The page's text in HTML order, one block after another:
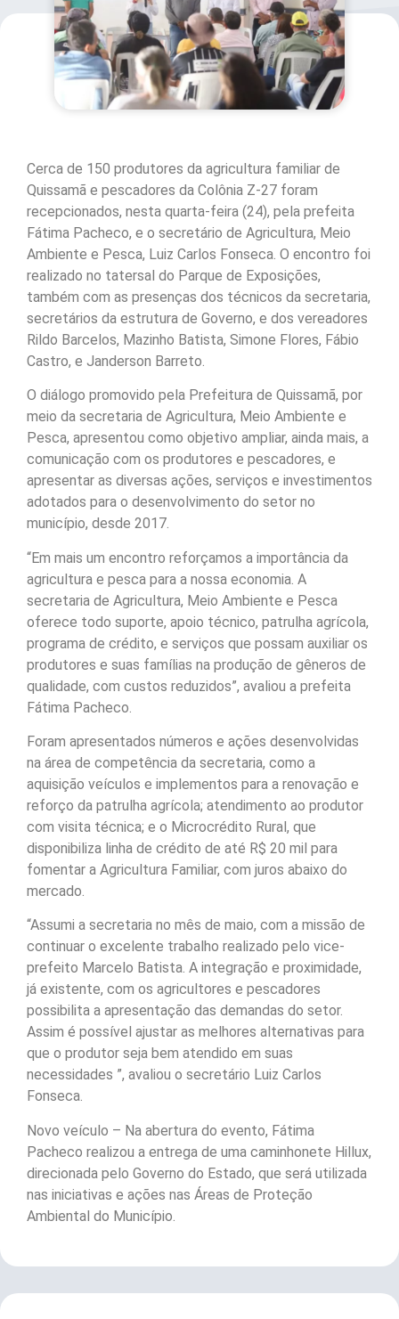
Cerca de 150 produtores da agricultura familiar de
Quissamã e pescadores da Colônia Z-27 foram
recepcionados, nesta quarta-feira (24), pela prefeita
Fátima Pacheco, e o secretário de Agricultura, Meio
Ambiente e Pesca, Luiz Carlos Fonseca. O encontro foi
realizado no tatersal do Parque de Exposições,
também com as presenças dos técnicos da secretaria,
secretários da estrutura de Governo, e dos vereadores
Rildo Barcelos, Mazinho Batista, Simone Flores, Fábio
Castro, e Janderson Barreto.
O diálogo promovido pela Prefeitura de Quissamã, por
meio da secretaria de Agricultura, Meio Ambiente e
Pesca, apresentou como objetivo ampliar, ainda mais, a
comunicação com os produtores e pescadores, e
apresentar as diversas ações, serviços e investimentos
adotados para o desenvolvimento do setor no
município, desde 2017.
“Em mais um encontro reforçamos a importância da
agricultura e pesca para a nossa economia. A
secretaria de Agricultura, Meio Ambiente e Pesca
oferece todo suporte, apoio técnico, patrulha agrícola,
programa de crédito, e serviços que possam auxiliar os
produtores e suas famílias na produção de gêneros de
qualidade, com custos reduzidos”, avaliou a prefeita
Fátima Pacheco.
Foram apresentados números e ações desenvolvidas
na área de competência da secretaria, como a
aquisição veículos e implementos para a renovação e
reforço da patrulha agrícola; atendimento ao produtor
com visita técnica; e o Microcrédito Rural, que
disponibiliza linha de crédito de até R$ 20 mil para
fomentar a Agricultura Familiar, com juros abaixo do
mercado.
“Assumi a secretaria no mês de maio, com a missão de
continuar o excelente trabalho realizado pelo vice-
prefeito Marcelo Batista. A integração e proximidade,
já existente, com os agricultores e pescadores
possibilita a apresentação das demandas do setor.
Assim é possível ajustar as melhores alternativas para
que o produtor seja bem atendido em suas
necessidades ”, avaliou o secretário Luiz Carlos
Fonseca.
Novo veículo – Na abertura do evento, Fátima
Pacheco realizou a entrega de uma caminhonete Hillux,
direcionada pelo Governo do Estado, que será utilizada
nas iniciativas e ações nas Áreas de Proteção
Ambiental do Município.